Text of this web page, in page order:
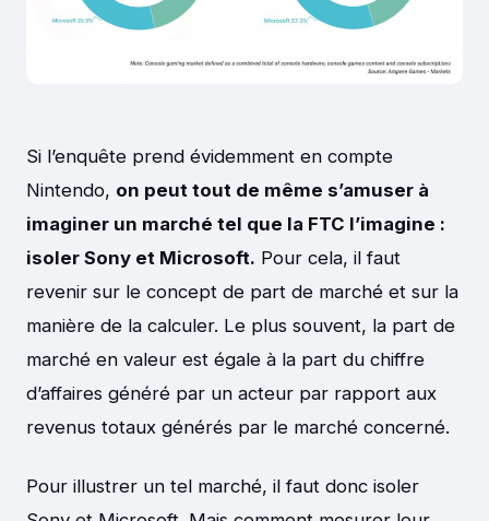
Si l’enquête prend évidemment en compte
Nintendo, on peut tout de même s’amuser à
imaginer un marché tel que la FTC l’imagine :
isoler Sony et Microsoft. Pour cela, il faut
revenir sur le concept de part de marché et sur la
manière de la calculer. Le plus souvent, la part de
marché en valeur est égale à la part du chiffre
d’affaires généré par un acteur par rapport aux
revenus totaux générés par le marché concerné.
Pour illustrer un tel marché, il faut donc isoler